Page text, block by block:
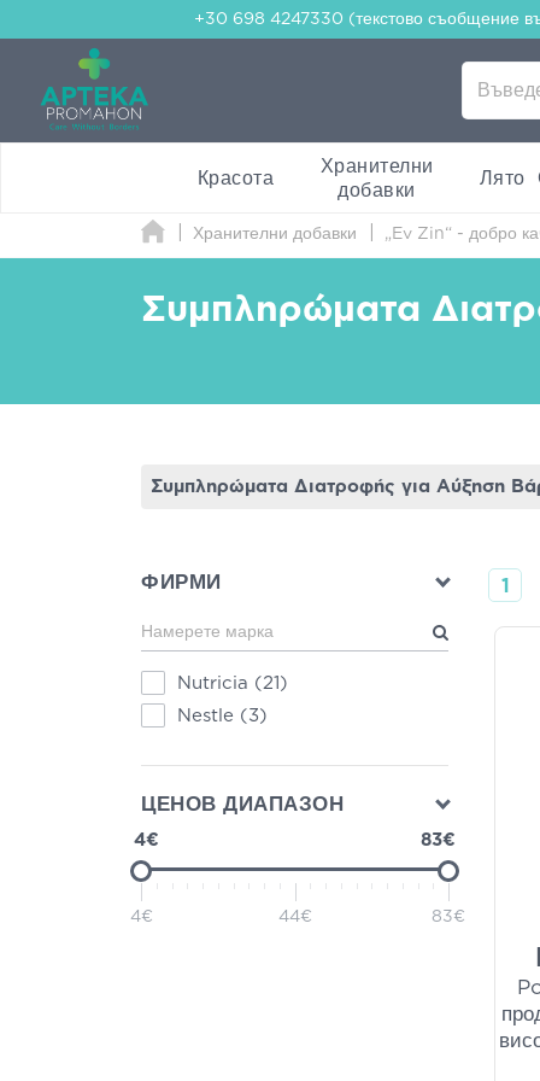
+30 698 4247330 (текстово съобщение
Красота
Хранителни
добавки
Лято
Хранителни добавки „Ev Zin“ - добро
Συμπληρώματα
Συμπληρώματα Διατροφής για Αύξηση
ФИРМИ
Nutricia (21)
Nestle (3)
ЦЕНОВ ДИАПАЗОН
4€ 83€
4€ 44€ 83€
1